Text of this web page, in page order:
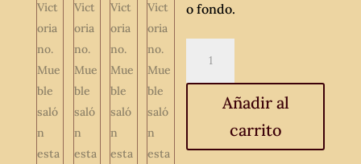
o fondo.
expositora
antigua
Victoriano.
Añadir al
carrito